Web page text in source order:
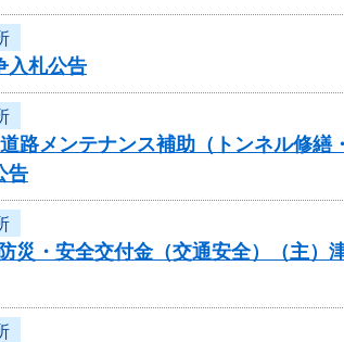
入札公告
路メンテナンス補助（トンネル修
告
災・安全交付金（交通安全）（主